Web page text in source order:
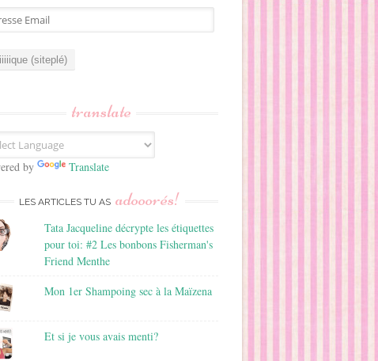
translate
by Translate
LES ARTICLES TU AS adooorés!
Tata Jacqueline décrypte les étiquettes
pour toi: #2 Les bonbons Fisherman's
Friend Menthe
Mon 1er Shampoing sec à la Maïzena
Et si je vous avais menti?